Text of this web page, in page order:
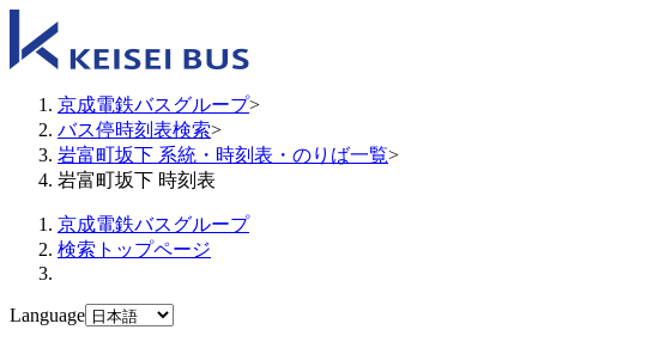
京成電鉄バスグループ>
バス停時刻表検索>
岩富町坂下 系統・時刻表・のりば一覧>
岩富町坂下 時刻表
京成電鉄バスグループ
検索トップページ
Language